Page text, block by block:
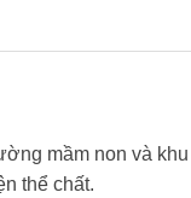
mầm non và khu
thể chất.